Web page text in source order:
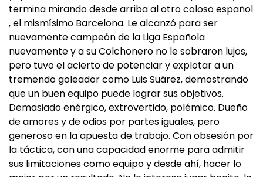
termina mirando desde arriba al otro coloso español
, el mismísimo Barcelona. Le alcanzó para ser
nuevamente campeón de la Liga Española
nuevamente y a su Colchonero no le sobraron lujos,
pero tuvo el acierto de potenciar y explotar a un
tremendo goleador como Luis Suárez, demostrando
que un buen equipo puede lograr sus objetivos.
Demasiado enérgico, extrovertido, polémico. Dueño
de amores y de odios por partes iguales, pero
generoso en la apuesta de trabajo. Con obsesión por
la táctica, con una capacidad enorme para admitir
sus limitaciones como equipo y desde ahí, hacer lo